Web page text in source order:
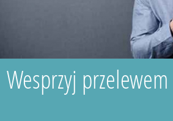
Wesprzyj